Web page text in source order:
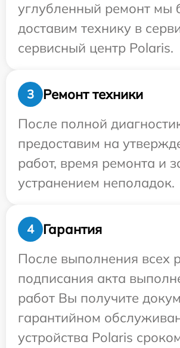
углубленный ремонт мы
доставим технику в
сервисный центр Polaris.
3
Ремонт техники
После полной
предоставим на
работ, время ремонта и
устранением неполадок.
4
Гарантия
После выполнения всех
подписания акта
работ Вы получите
гарантийном
устройства Polaris